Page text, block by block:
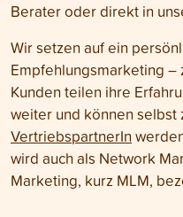
Berater oder direkt in
Wir setzen auf ein
Empfehlungsmarketing –
Kunden teilen ihre
weiter und können selbst
VertriebspartnerIn
wird auch als Network
Marketing, kurz MLM,